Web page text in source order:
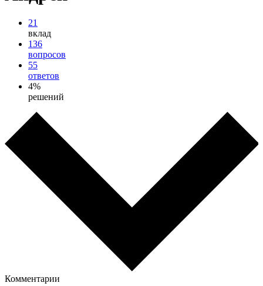
21
вклад
136
вопросов
55
ответов
4%
решений
Комментарии